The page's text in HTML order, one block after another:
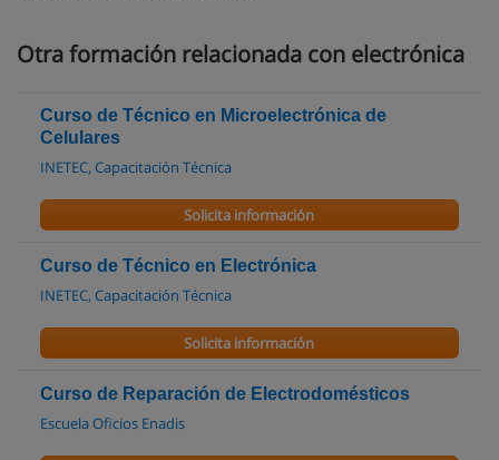
Otra formación relacionada con electrónica
Curso de Técnico en Microelectrónica de
Celulares
INETEC, Capacitación Técnica
Solicita información
Curso de Técnico en Electrónica
INETEC, Capacitación Técnica
Solicita información
Curso de Reparación de Electrodomésticos
Escuela Oficios Enadis